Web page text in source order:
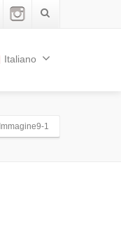
Italiano
Immagine9-1